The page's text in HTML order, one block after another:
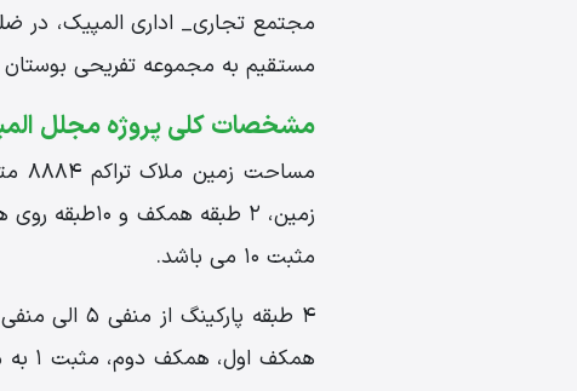
مستقیم به مجموعه تفریحی بوستان
مشخصات کلی پروژه مجلل
مثبت 10 می باشد.